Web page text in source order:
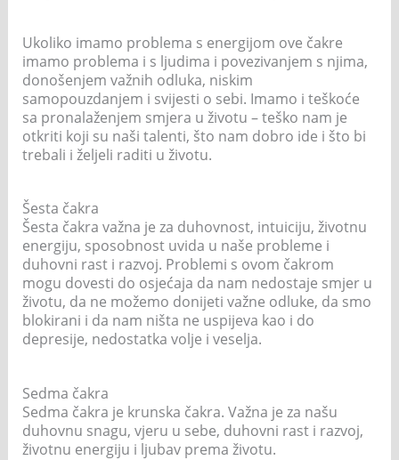
Ukoliko imamo problema s energijom ove čakre
imamo problema i s ljudima i povezivanjem s njima,
donošenjem važnih odluka, niskim
samopouzdanjem i svijesti o sebi. Imamo i teškoće
sa pronalaženjem smjera u životu – teško nam je
otkriti koji su naši talenti, što nam dobro ide i što bi
trebali i željeli raditi u životu.
Šesta čakra
Šesta čakra važna je za duhovnost, intuiciju, životnu
energiju, sposobnost uvida u naše probleme i
duhovni rast i razvoj. Problemi s ovom čakrom
mogu dovesti do osjećaja da nam nedostaje smjer u
životu, da ne možemo donijeti važne odluke, da smo
blokirani i da nam ništa ne uspijeva kao i do
depresije, nedostatka volje i veselja.
Sedma čakra
Sedma čakra je krunska čakra. Važna je za našu
duhovnu snagu, vjeru u sebe, duhovni rast i razvoj,
životnu energiju i ljubav prema životu.